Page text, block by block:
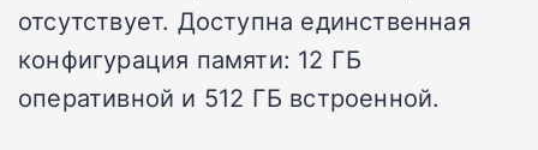
отсутствует. Доступна единственная
конфигурация памяти: 12 ГБ
оперативной и 512 ГБ встроенной.